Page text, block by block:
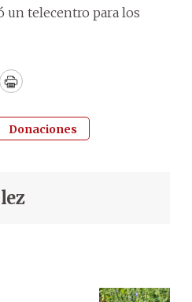
un telecentro para los
Print
Donaciones